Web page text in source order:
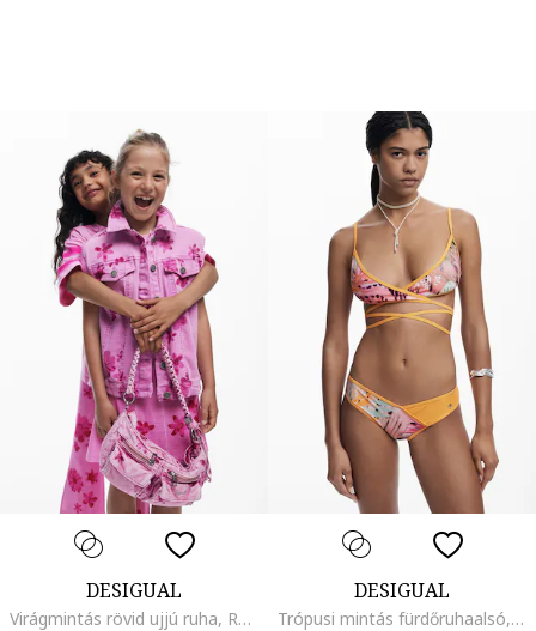
DESIGUAL
Virágmintás rövid ujjú ruha, Rózsaszín
DESIGUAL
Trópusi mintás fürdőruhaalsó, Fekete/Narancssárga/Pasztellrózsaszín